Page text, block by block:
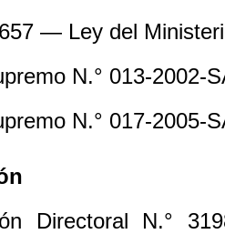
— Ley del
N.° 013-2002-
N.° 017-2005-
Directoral N.°